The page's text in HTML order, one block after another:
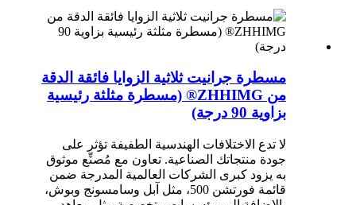
مسطرة جرانيت ثلاثية الزوايا فائقة الدقة
من ZHHIMG® (مسطرة مثلثة رئيسية
بزاوية 90 درجة)
لا تدع الاختلافات الهندسية الطفيفة تؤثر على
جودة منتجاتك الصناعية. تعاون مع مُصنِّع موثوق
به يزود كبرى الشركات العالمية المدرجة ضمن
قائمة فورتشن 500، مثل آبل وسامسونج وبوش،